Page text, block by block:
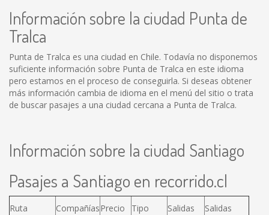
Información sobre la ciudad Punta de
Tralca
Punta de Tralca es una ciudad en Chile. Todavía no disponemos
suficiente información sobre Punta de Tralca en este idioma
pero estamos en el proceso de conseguirla. Si deseas obtener
más información cambia de idioma en el menú del sitio o trata
de buscar pasajes a una ciudad cercana a Punta de Tralca.
Información sobre la ciudad Santiago
Pasajes a Santiago en recorrido.cl
Ruta CompañíasPrecio Tipo Salidas Salidas